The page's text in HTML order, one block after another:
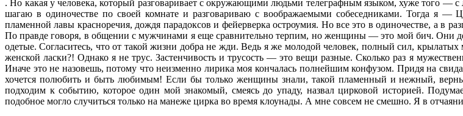
. Но какая у человека, который разговаривает с окружающими людьми телеграфным языком, хуже того —
шагаю в одиночестве по своей комнате и разговариваю с воображаемыми собеседниками. Тогда я
пламенной лавы красноречия, дождя парадок­сов и фейерверка остроумия. Но все это в одиночестве, а в
По правде говоря, в общении с мужчинами я еще сравнитель­но терпим, но женщины — это мой бич. Они
одетые. Согласитесь, что от такой жизни добра не жди. Ведь я же мо­лодой человек, полный сил,
жен­ской ласки?! Однако я не трус. Застенчивость и трусость — это вещи раз­ные. Сколько раз я
Иначе это не на­зовешь, потому что неизменно лирика моя кончалась полнейшим конфузом. Придя на
хочется полюбить и быть любимым! Если бы толь­ко женщины знали, такой пламенный и нежный,
подходим к событию, кото­рое один мой знакомый, смеясь до упаду, назвал цирковой исто­рией.
подобное могло случиться только на манеже цирка во время клоунады. А мне совсем не смешно. Я в